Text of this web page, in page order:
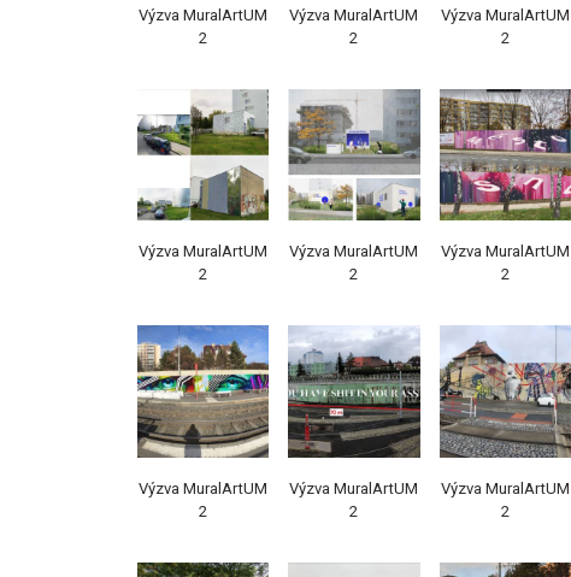
Výzva MuralArtUM
2
Výzva MuralArtUM
2
Výzva MuralArtUM
2
Výzva MuralArtUM
2
Výzva MuralArtUM
2
Výzva MuralArtUM
2
Výzva MuralArtUM
2
Výzva MuralArtUM
2
Výzva MuralArtUM
2